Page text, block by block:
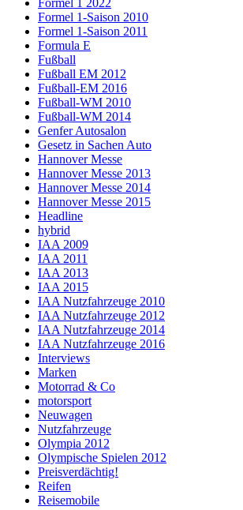
Formel 1 2022
Formel 1-Saison 2010
Formel 1-Saison 2011
Formula E
Fußball
Fußball EM 2012
Fußball-EM 2016
Fußball-WM 2010
Fußball-WM 2014
Genfer Autosalon
Gesetz in Sachen Auto
Hannover Messe
Hannover Messe 2013
Hannover Messe 2014
Hannover Messe 2015
Headline
hybrid
IAA 2009
IAA 2011
IAA 2013
IAA 2015
IAA Nutzfahrzeuge 2010
IAA Nutzfahrzeuge 2012
IAA Nutzfahrzeuge 2014
IAA Nutzfahrzeuge 2016
Interviews
Marken
Motorrad & Co
motorsport
Neuwagen
Nutzfahrzeuge
Olympia 2012
Olympische Spielen 2012
Preisverdächtig!
Reifen
Reisemobile